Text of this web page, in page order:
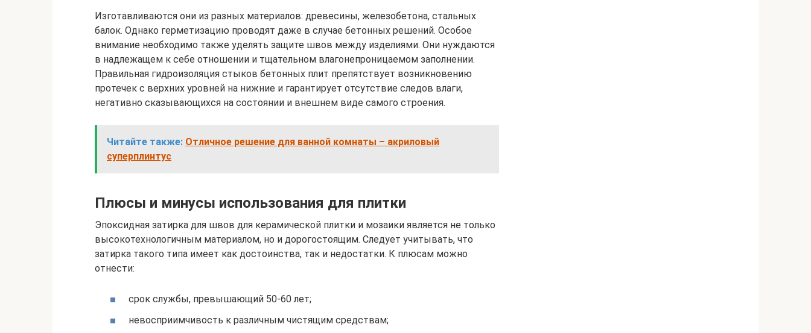
Изготавливаются они из разных материалов: древесины, железобетона, стальных
балок. Однако герметизацию проводят даже в случае бетонных решений. Особое
внимание необходимо также уделять защите швов между изделиями. Они нуждаются
в надлежащем к себе отношении и тщательном влагонепроницаемом заполнении.
Правильная гидроизоляция стыков бетонных плит препятствует возникновению
протечек с верхних уровней на нижние и гарантирует отсутствие следов влаги,
негативно сказывающихся на состоянии и внешнем виде самого строения.
Читайте также: Отличное решение для ванной комнаты – акриловый
суперплинтус
Плюсы и минусы использования для плитки
Эпоксидная затирка для швов для керамической плитки и мозаики является не только
высокотехнологичным материалом, но и дорогостоящим. Следует учитывать, что
затирка такого типа имеет как достоинства, так и недостатки. К плюсам можно
отнести:
срок службы, превышающий 50-60 лет;
невосприимчивость к различным чистящим средствам;